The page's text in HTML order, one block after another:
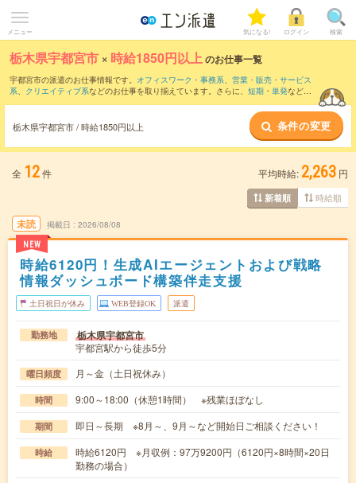
メニュー 気になる! ログイン 検索
栃木県宇都宮市 × 時給1850円以上のお仕事一覧
宇都宮市の派遣のお仕事情報です。 オフィスワーク・事務系、 営業・販売・サービス
系、 クリエイティブ系などのお仕事を取り揃えています。さらに、 短期 ・ 単発などの
栃木県宇都宮市 / 時給1850円以上 条件の変更
全 12件 平均時給: 2,263 円
新着順 時給順
未読
NEW
掲載日 2026/08/08
時給6120円！生成AIエージェントおよび戦略
情報ダッシュボード構築伴走支援
土日祝日が休み WEB登録OK 派遣
勤務地 栃木県宇都宮市
宇都宮駅から徒歩5分
曜日頻度 月～金（土日祝休み）
時間 9:00～18:00（休憩1時間） ※残業ほぼなし
期間 即日～長期 ※8月～、9月～など開始日ご相談ください！
時給
時給6120円 ※月収例：97万9200円（6120円×8時間×20日
勤務の場合）